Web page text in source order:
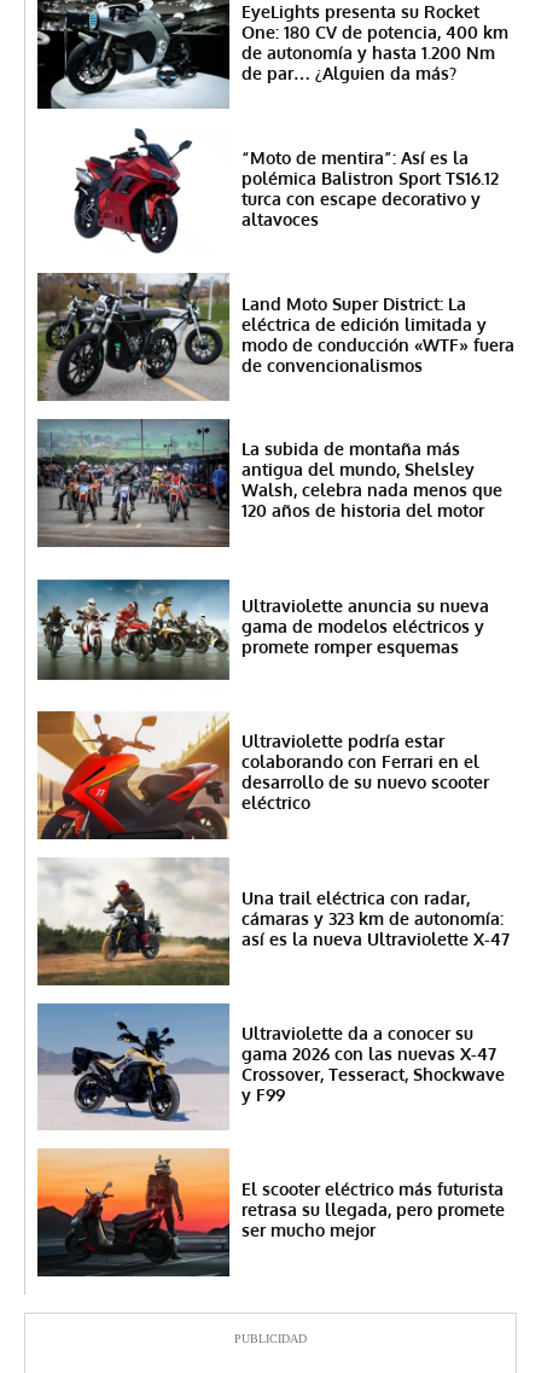
EyeLights presenta su Rocket
One: 180 CV de potencia, 400 km
de autonomía y hasta 1.200 Nm
de par… ¿Alguien da más?
“Moto de mentira”: Así es la
polémica Balistron Sport TS16.12
turca con escape decorativo y
altavoces
Land Moto Super District: La
eléctrica de edición limitada y
modo de conducción «WTF» fuera
de convencionalismos
La subida de montaña más
antigua del mundo, Shelsley
Walsh, celebra nada menos que
120 años de historia del motor
Ultraviolette anuncia su nueva
gama de modelos eléctricos y
promete romper esquemas
Ultraviolette podría estar
colaborando con Ferrari en el
desarrollo de su nuevo scooter
eléctrico
Una trail eléctrica con radar,
cámaras y 323 km de autonomía:
así es la nueva Ultraviolette X-47
Ultraviolette da a conocer su
gama 2026 con las nuevas X-47
Crossover, Tesseract, Shockwave
y F99
El scooter eléctrico más futurista
retrasa su llegada, pero promete
ser mucho mejor
PUBLICIDAD